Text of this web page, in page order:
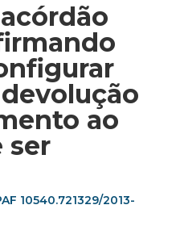
ao
ser
10540.721329/2013-